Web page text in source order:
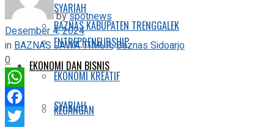
SYARIAH
ENTREPRENEURSHIP
EKONOMI KREATIF
KEUANGAN
BAZNAS KABUPATEN TRENGGALEK
EKONOMI DAN BISNIS
SYARIAH
byspotnews
Desember 4, 2024
in BAZNAS JAWA TIMUR,Baznas Sidoarjo
0
WhatsApp
Facebook